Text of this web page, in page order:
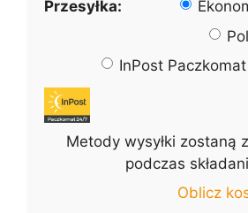
InPost
Metody wysyłki zostaną
podczas
Oblicz